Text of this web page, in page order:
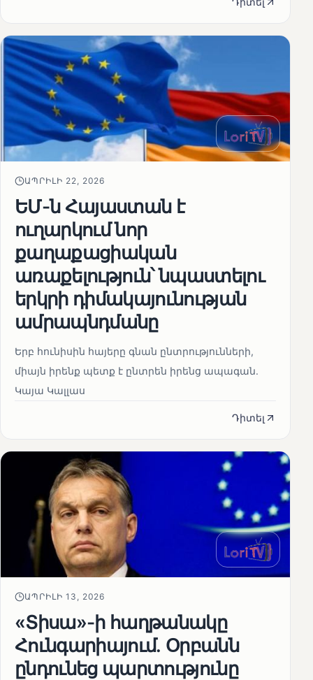
ԱՊՐԻԼԻ 22, 2026
ԵՄ-ն Հայաստան է
ուղարկում նոր
քաղաքացիական
առաքելություն՝ նպաստելու
երկրի դիմակայունության
ամրապնդմանը
Երբ հունիսին հայերը գնան ընտրությունների,
միայն իրենք պետք է ընտրեն իրենց ապագան.
Կայա Կալլաս
Դիտել
ԱՊՐԻԼԻ 13, 2026
«Տիսա»-ի հաղթանակը
Հունգարիայում․ Օրբանն
ընդունեց պարտությունը